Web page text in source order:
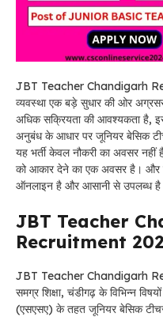
JBT Teacher Chandigarh
व्यवस्था एक बड़े सुधार की ओर
अधिक सक्रियता की आवश्यकता है,
अनुबंध के आधार पर जूनियर बेसिक
यह भर्ती केवल नौकरी का अवसर
को आकार देने का एक अवसर है। और
ऑनलाइन है और आसानी से उपलब्ध
JBT Teacher
Recruitment
JBT Teacher Chandigarh
समग्र शिक्षा, चंडीगढ़ के विभिन्न
(एसएसए) के तहत जूनियर बेसिक टीचर